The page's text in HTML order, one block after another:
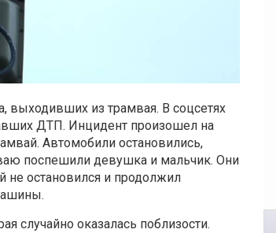
из трамвая. В соцсетях
ДТП. Инцидент произошел на
Автомобили остановились,
поспешили девушка и мальчик. Они
не остановился и продолжил
случайно оказалась поблизости.